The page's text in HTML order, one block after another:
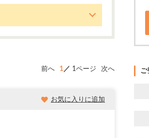
前へ 1 1ページ 次へ
お気に入りに追加
ご